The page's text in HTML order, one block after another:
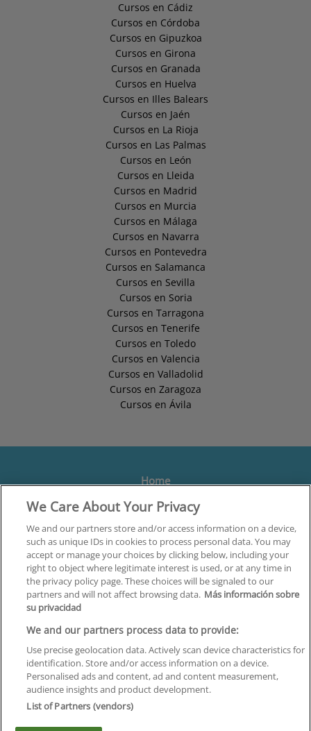
Cursos en Cádiz
Cursos en Córdoba
Cursos en Gipuzkoa
Cursos en Girona
Cursos en Granada
Cursos en Huelva
Cursos en Illes Balears
Cursos en Jaén
Cursos en La Rioja
Cursos en Las Palmas
Cursos en León
Cursos en Lleida
Cursos en Madrid
Cursos en Murcia
Cursos en Málaga
Cursos en Navarra
Cursos en Pontevedra
Cursos en Salamanca
Cursos en Sevilla
Cursos en Soria
Cursos en Tarragona
Cursos en Tenerife
Cursos en Toledo
Cursos en Valencia
Cursos en Valladolid
Cursos en Zaragoza
Cursos en Ávila
Home
Formación
Centros
Orientación
Quiénes somos
Contacta
Aviso Legal
Política de Privacidad
Política de Cookies
Canal Ético
We Care About Your Privacy
We and our partners store and/or access information on a device,
such as unique IDs in cookies to process personal data. You may
accept or manage your choices by clicking below, including your
right to object where legitimate interest is used, or at any time in
the privacy policy page. These choices will be signaled to our
partners and will not affect browsing data. Más información sobre
su privacidad
We and our partners process data to provide:
Use precise geolocation data. Actively scan device characteristics for
identification. Store and/or access information on a device.
Personalised ads and content, ad and content measurement,
audience insights and product development.
List of Partners (vendors)